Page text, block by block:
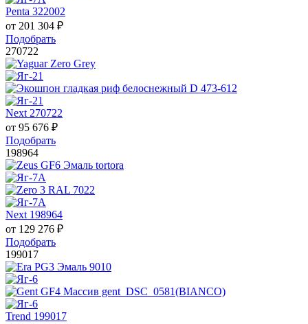
Penta 322002
от 201 304 ₽
Подобрать
270722
Next 270722
от 95 676 ₽
Подобрать
198964
Next 198964
от 129 276 ₽
Подобрать
199017
Trend 199017